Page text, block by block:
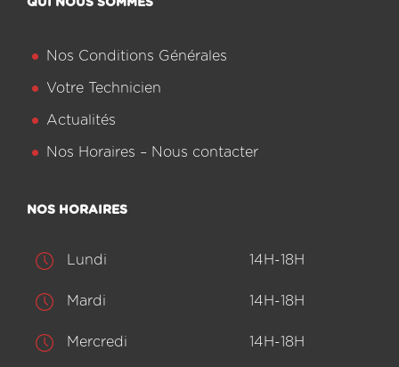
QUI NOUS SOMMES
Nos Conditions Générales
Votre Technicien
Actualités
Nos Horaires – Nous contacter
NOS HORAIRES
Lundi 14H-18H
Mardi 14H-18H
Mercredi 14H-18H